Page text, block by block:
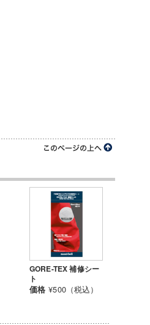
GORE-TEX 補修シー
ト
価格 ¥500（税込）